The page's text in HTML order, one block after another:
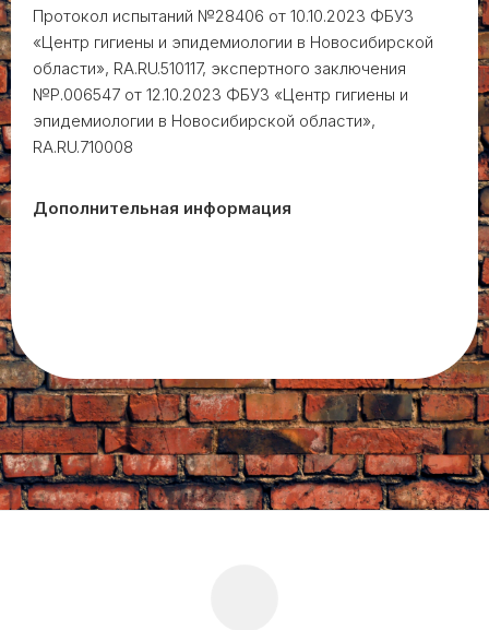
Протокол испытаний №28406 от 10.10.2023 ФБУЗ
«Центр гигиены и эпидемиологии в Новосибирской
области», RA.RU.510117, экспертного заключения
№Р.006547 от 12.10.2023 ФБУЗ «Центр гигиены и
эпидемиологии в Новосибирской области»,
RA.RU.710008
Дополнительная информация